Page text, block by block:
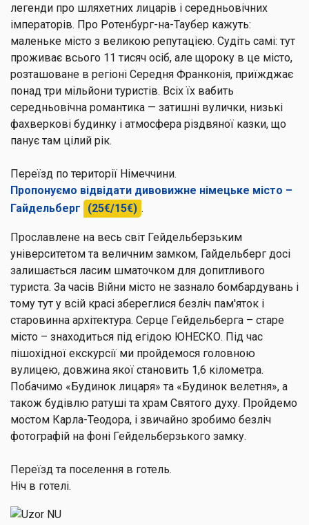
легенди про шляхетних лицарів і середньовічних
імператорів. Про Ротенбург-на-Таубер кажуть:
маленьке місто з великою репутацією. Судіть самі: тут
проживає всього 11 тисяч осіб, але щороку в це місто,
розташоване в регіоні Середня Франконія, приїжджає
понад три мільйони туристів. Всіх їх вабить
середньовічна романтика — затишні вулички, низькі
фахверкові будинку і атмосфера різдвяної казки, що
панує там цілий рік.
Переїзд по території Німеччини.
Пропонуємо відвідати дивовижне німецьке місто –
Гайдельберг
(25€/15€) .
Прославлене на весь світ Гейдельберзьким
університетом та величним замком, Гайдельберг досі
залишається ласим шматочком для допитливого
туриста. За часів Війни місто не зазнало бомбардувань і
тому тут у всій красі збереглися безліч пам'яток і
старовинна архітектура. Серце Гейдельберга – старе
місто – знаходиться під егідою ЮНЕСКО. Під час
пішохідної екскурсії ми пройдемося головною
вулицею, довжина якої становить 1,6 кілометра.
Побачимо «Будинок лицаря» та «Будинок велетня», а
також будівлю ратуші та храм Святого духу. Пройдемо
мостом Карла-Теодора, і звичайно зробимо безліч
фотографій на фоні Гейдельберзького замку.
Переїзд та поселення в готель.
Ніч в готелі.